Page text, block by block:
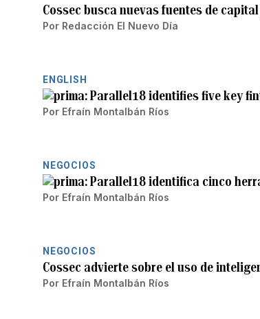
Cossec busca nuevas fuentes de
Por Redacción El Nuevo Día
ENGLISH
Parallel18 identifies five key
Por Efraín Montalbán Ríos
NEGOCIOS
Parallel18 identifica cinco
Por Efraín Montalbán Ríos
NEGOCIOS
Cossec advierte sobre el uso de
Por Efraín Montalbán Ríos